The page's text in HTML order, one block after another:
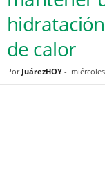
de calor
Por JuárezHOY -